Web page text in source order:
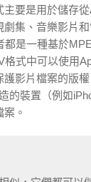
要是用於儲存從
劇集、音樂影片
都是一種基於
式中可以使用
影片檔案的版
的裝置（例如
。